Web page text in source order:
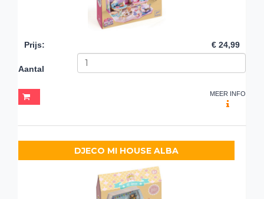
Prijs: € 24,99
Aantal
MEER INFO
DJECO MI HOUSE ALBA